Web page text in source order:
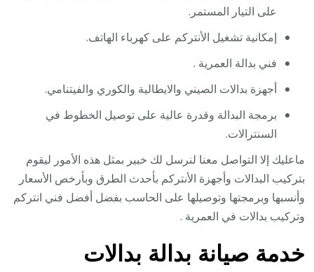
على التيار المستمر.
إمكانية تشغيل الأنتركم على كهرباء الهاتف.
فني بدالة العمرية .
أجهزة بدالات الصيني والايطالية والكوري والفيتنامي.
برمجة البدالة وقدرة عالية على توصيل الخطوط في
السنترالات.
ماعليك إلا التواصل معنا لنرسل لك خبير بمثل هذه الأمور ليقوم
بتركيب البدالات وأجهزة الأنتركم بأحدث الطرق وبأرخص الأسعار
وأنسبها وبرمجتها وتوصيلها على الحاسب بفضل أفضل فني انتركم
وتركيب بدالات في العمرية .
خدمة صيانة بدالة بدالات